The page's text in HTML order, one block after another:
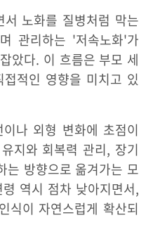
노화를 질병처럼 막는
관리하는 '저속노화'가
았다. 이 흐름은 부모 세
적인 영향을 미치고 있
나 외형 변화에 초점이
지와 회복력 관리, 장기
는 방향으로 옮겨가는 모
역시 점차 낮아지면서,
식이 자연스럽게 확산되